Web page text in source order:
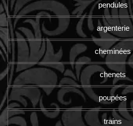
pendules
argenterie
cheminées
chenets
poupées
trains